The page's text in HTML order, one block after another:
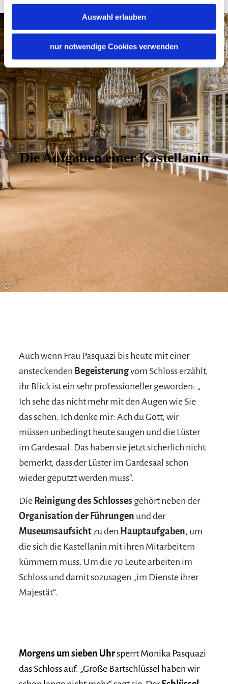
Auswahl erlauben
nur notwendige Cookies verwenden
©
Die Aufgaben einer Kastellanin
Auch wenn Frau Pasquazi bis heute mit einer
ansteckenden Begeisterungvom Schloss erzählt,
ihr Blick ist ein sehr professioneller geworden: „
Ich sehe das nicht mehr mit den Augen wie Sie
das sehen. Ich denke mir: Ach du Gott, wir
müssen unbedingt heute saugen und die Lüster
im Gardesaal. Das haben sie jetzt sicherlich nicht
bemerkt, dass der Lüster im Gardesaal schon
wieder geputzt werden muss“.
Die Reinigung des Schlosses gehört neben der
Organisation der Führungen und der
Museumsaufsichtzu den Hauptaufgaben, um
die sich die Kastellanin mit ihren Mitarbeitern
kümmern muss. Um die 70 Leute arbeiten im
Schloss und damit sozusagen „im Dienste ihrer
Majestät“.
Morgens um sieben Uhrsperrt Monika Pasquazi
das Schloss auf. „Große Bartschlüssel haben wir